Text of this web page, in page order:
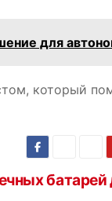
для
который